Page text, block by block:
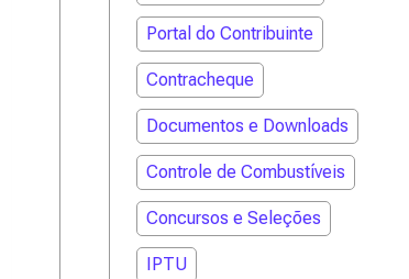
Portal do Contribuinte
Contracheque
Documentos e Downloads
Controle de Combustíveis
Concursos e Seleções
IPTU